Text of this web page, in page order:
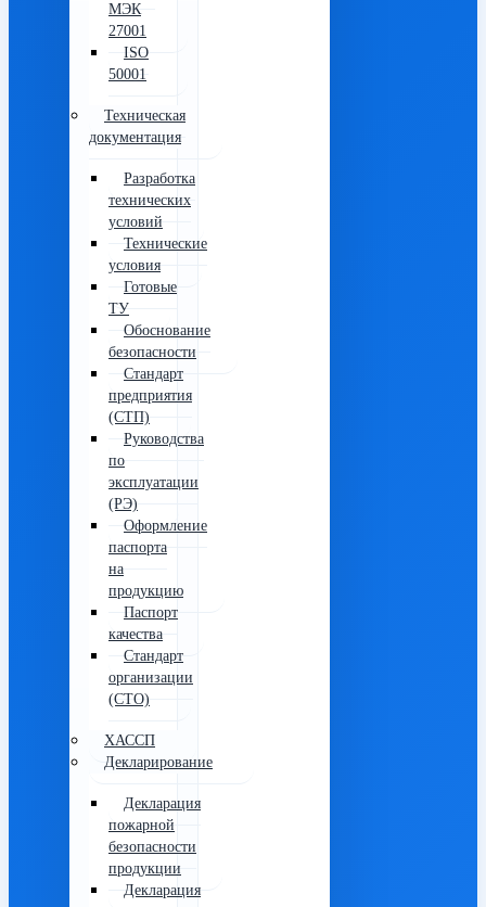
МЭК
27001
ISO
50001
Техническая
документация
Разработка
технических
условий
Технические
условия
Готовые
ТУ
Обоснование
безопасности
Стандарт
предприятия
(СТП)
Руководства
по
эксплуатации
(РЭ)
Оформление
паспорта
на
продукцию
Паспорт
качества
Стандарт
организации
(СТО)
ХАССП
Декларирование
Декларация
пожарной
безопасности
продукции
Декларация